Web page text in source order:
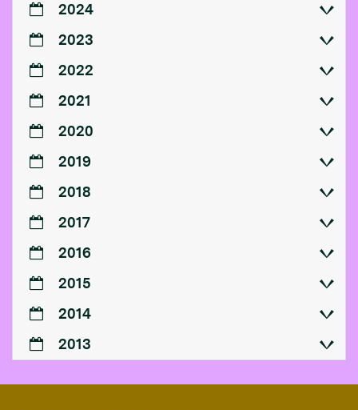
2024
2023
2022
2021
2020
2019
2018
2017
2016
2015
2014
2013